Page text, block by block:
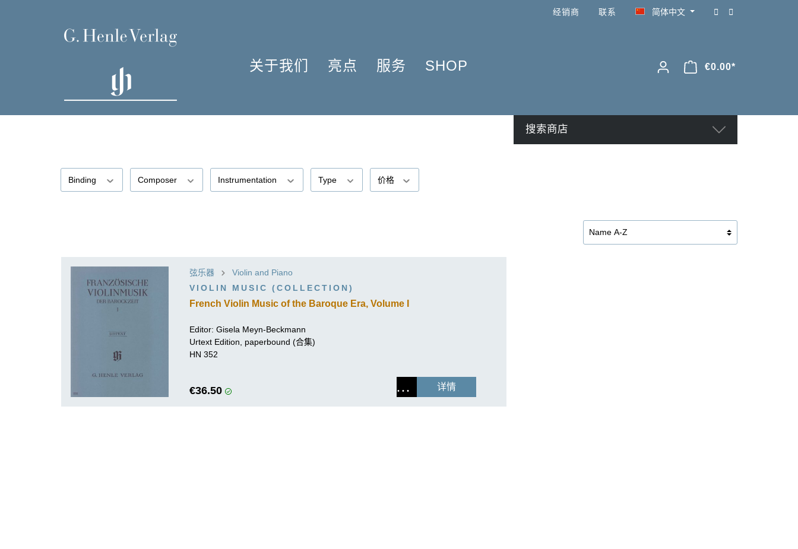
经销商 联系 简体中文
关于我们 亮点 服务 SHOP
什么是原作版
君特·亨乐
伙伴
肖邦圆舞曲-发现于2024
勋伯格2024
谢尔盖·普罗科菲耶夫
理查·施特劳斯（仅英文）
信息资料
师生乐谱推荐
亨乐活动与行程
INSTRUMENTATION
€0.00*
搜索商店
Binding Composer Instrumentation Type 价格
弦乐器
Violin and Piano
VIOLIN MUSIC (COLLECTION)
French Violin Music of the Baroque Era, Volume I
Editor: Gisela Meyn-Beckmann
Urtext Edition, paperbound (合集)
HN 352
€36.50 详情